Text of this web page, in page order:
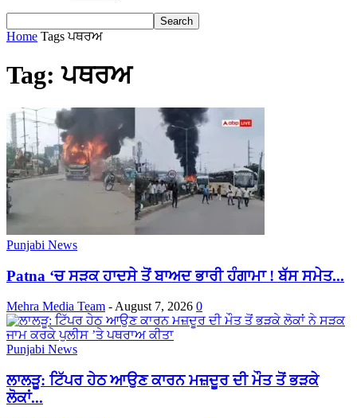
Home Tags ਪਥਰਅ
Tag: ਪਥਰਅ
Punjabi News
Patna ‘ਚ ਸੜਕ ਹਾਦਸੇ ਤੋਂ ਬਾਅਦ ਭਾਰੀ ਹੰਗਾਮਾ ! ਬੱਸ ਸਮੇਤ...
Mehra Media Team - August 7, 2026 0
Punjabi News
ਲਾਲੜੂ: ਟਿੱਪਰ ਹੇਠ ਆਉਣ ਕਾਰਨ ਮਜ਼ਦੂਰ ਦੀ ਮੌਤ ਤੋਂ ਭੜਕੇ
ਲੋਕਾਂ...